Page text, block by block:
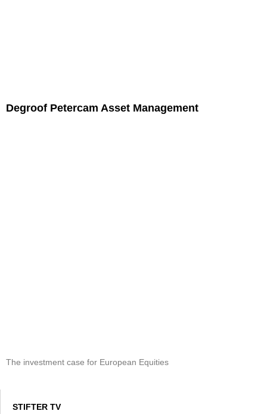
Degroof Petercam Asset Management
The investment case for European Equities
STIFTER TV